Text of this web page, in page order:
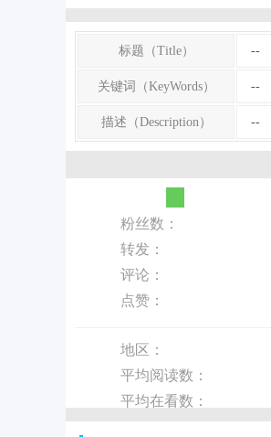
标题（Title） --
关键词（KeyWords） --
描述（Description） --
粉丝数：
转发：
评论：
点赞：
地区：
平均阅读数：
平均在看数：